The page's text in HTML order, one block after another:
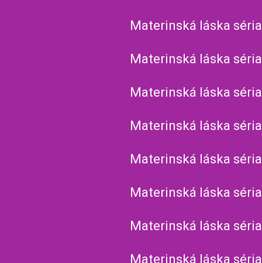
Materinská láska
Materinská láska
Materinská láska
Materinská láska
Materinská láska
Materinská láska
Materinská láska
Materinská láska